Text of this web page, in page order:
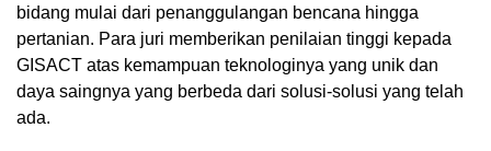
bidang mulai dari penanggulangan bencana hingga
pertanian. Para juri memberikan penilaian tinggi kepada
GISACT atas kemampuan teknologinya yang unik dan
daya saingnya yang berbeda dari solusi-solusi yang telah
ada.